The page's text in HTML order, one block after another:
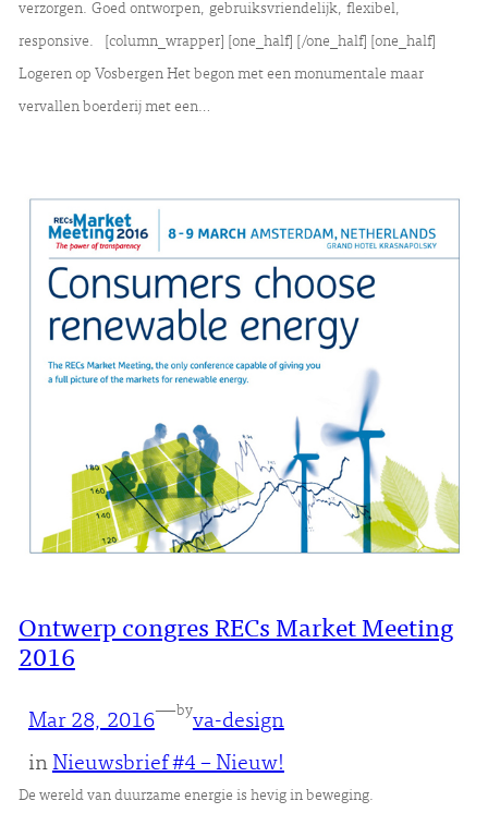
verzorgen. Goed ontworpen, gebruiksvriendelijk, flexibel,
responsive. [column_wrapper] [one_half] [/one_half] [one_half]
Logeren op Vosbergen Het begon met een monumentale maar
vervallen boerderij met een…
Ontwerp congres RECs Market Meeting
2016
Mar 28, 2016—byva-design
in Nieuwsbrief #4 – Nieuw!
De wereld van duurzame energie is hevig in beweging.